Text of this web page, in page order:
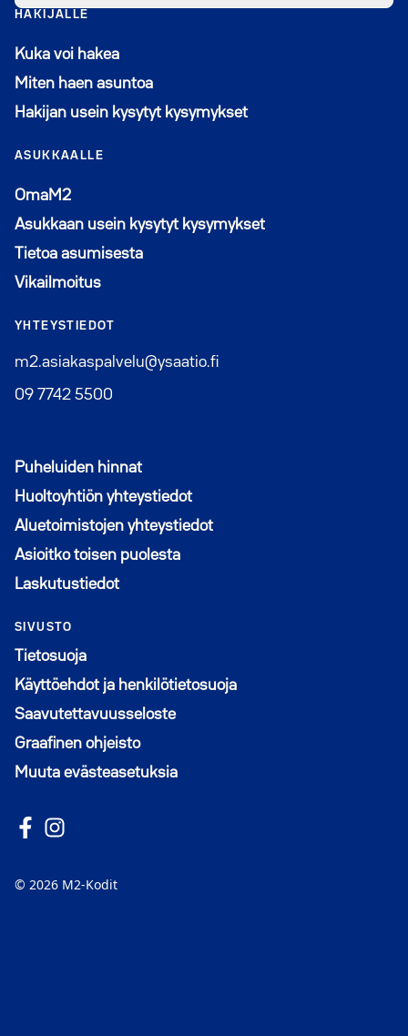
HAKIJALLE
Kuka voi hakea
Miten haen asuntoa
Hakijan usein kysytyt kysymykset
ASUKKAALLE
OmaM2Avautuu uuteen ikkunaan
Asukkaan usein kysytyt kysymykset
Tietoa asumisesta
Vikailmoitus
YHTEYSTIEDOT
m2.asiakaspalvelu@ysaatio.fi
09 7742 5500
Puheluiden hinnat
Huoltoyhtiön yhteystiedot
Aluetoimistojen yhteystiedot
Asioitko toisen puolesta
Laskutustiedot
SIVUSTO
Tietosuoja
Käyttöehdot ja henkilötietosuoja
Saavutettavuusseloste
Graafinen ohjeisto
Muuta evästeasetuksia
Seuraa meitä Facebookissa
Avautuu uuteen ikkunaan
Seuraa Instagramissa
Avautuu uuteen ikkunaan
© 2026 M2-Kodit